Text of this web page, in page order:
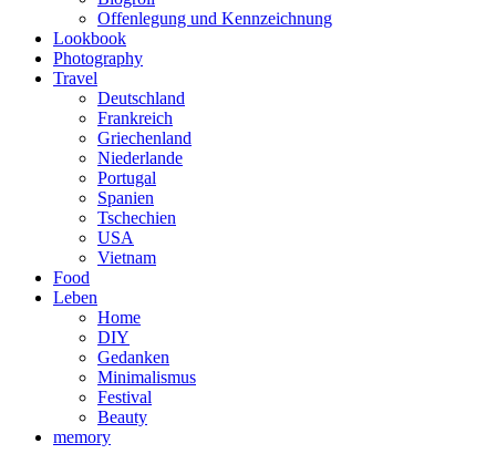
Offenlegung und Kennzeichnung
Lookbook
Photography
Travel
Deutschland
Frankreich
Griechenland
Niederlande
Portugal
Spanien
Tschechien
USA
Vietnam
Food
Leben
Home
DIY
Gedanken
Minimalismus
Festival
Beauty
memory